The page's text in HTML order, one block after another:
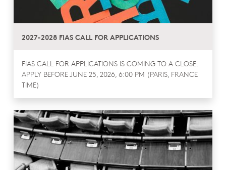
2027-2028 FIAS CALL FOR APPLICATIONS
FIAS CALL FOR APPLICATIONS IS COMING TO A CLOSE.
APPLY BEFORE JUNE 25, 2026, 6:00 PM (PARIS, FRANCE
TIME)